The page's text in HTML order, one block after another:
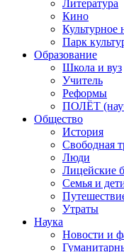
Литература
Кино
Культурное
Парк
Образование
Школа и вуз
Учитель
Реформы
ПОЛЁТ
Общество
История
Свободная
Люди
Лицейские
Семья и
Утраты
Наука
Новости и